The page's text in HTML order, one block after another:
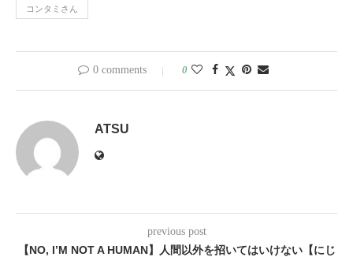
コンタミさん
0 comments 0
ATSU
previous post
【NO, I’M NOT A HUMAN】人間以外を招いてはいけない【にじ